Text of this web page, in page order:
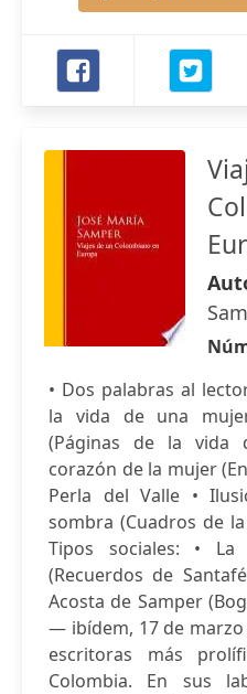
• Dos palabras al
la vida de una
(Páginas de la vida
corazón de la mujer
Perla del Valle •
sombra (Cuadros de
Tipos sociales: •
(Recuerdos de
Acosta de Samper
— ibídem, 17 de marzo
escritoras más
Colombia. En sus